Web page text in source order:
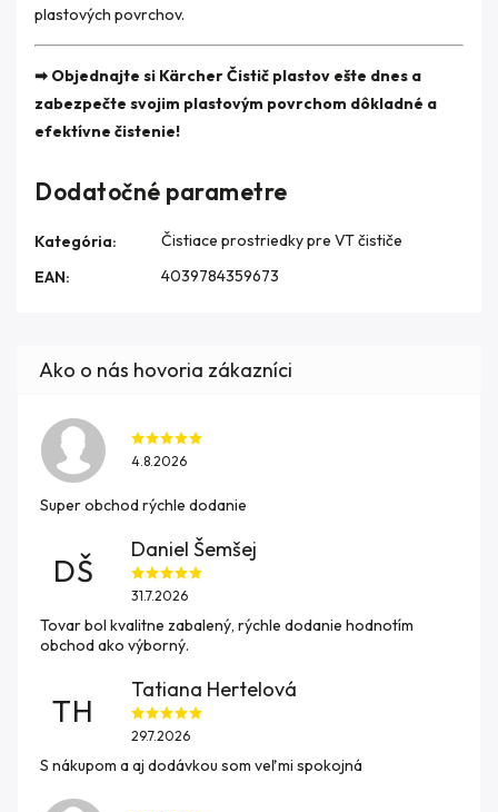
plastových povrchov.
➡ Objednajte si Kärcher Čistič plastov ešte dnes a
zabezpečte svojim plastovým povrchom dôkladné a
efektívne čistenie!
Dodatočné parametre
Kategória:
Čistiace prostriedky pre VT čističe
EAN: 4039784359673
4.8.2026
Super obchod rýchle dodanie
DŠ
Daniel Šemšej
31.7.2026
Tovar bol kvalitne zabalený, rýchle dodanie hodnotím
obchod ako výborný.
TH
Tatiana Hertelová
29.7.2026
S nákupom a aj dodávkou som veľmi spokojná